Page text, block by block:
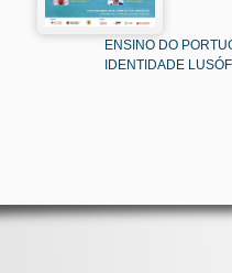
ENSINO DO
IDENTIDADE